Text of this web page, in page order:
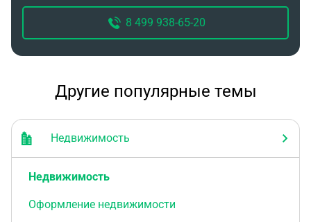
8 499 938-65-20
Другие популярные темы
Недвижимость
Недвижимость
Оформление недвижимости